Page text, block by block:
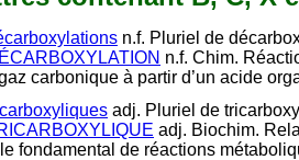
n.f. Pluriel de
n.f. Chim.
carbonique à partir d’un acide
adj. Pluriel de
adj. Biochim.
fondamental de réactions